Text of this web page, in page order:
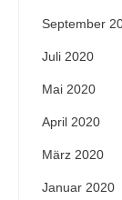
September
Juli 2020
Mai 2020
April 2020
März 2020
Januar 2020